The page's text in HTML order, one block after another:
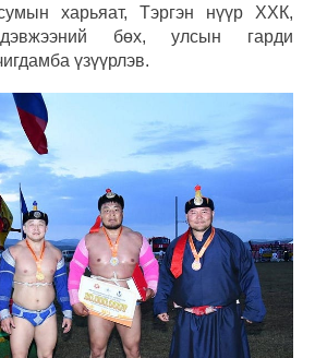
харьяат, Тэргэн нүүр ХХК,
бөх, улсын гарди
үзүүрлэв.